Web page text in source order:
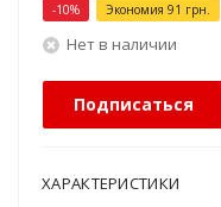
-10% Экономия 91 грн.
Нет в наличии
Подписаться
ХАРАКТЕРИСТИКИ